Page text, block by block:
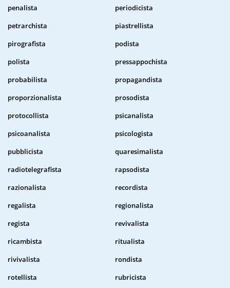
penalista
periodicista
petrarchista
piastrellista
pirografista
podista
polista
pressappochista
probabilista
propagandista
proporzionalista
prosodista
protocollista
psicanalista
psicoanalista
psicologista
pubblicista
quaresimalista
radiotelegrafista
rapsodista
razionalista
recordista
regalista
regionalista
regista
revivalista
ricambista
ritualista
rivivalista
rondista
rotellista
rubricista